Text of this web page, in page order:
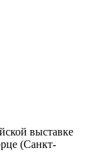
выставке
(Санкт-